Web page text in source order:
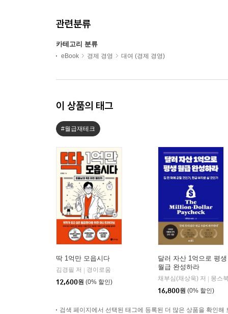
관련분류
카테고리 분류
eBook 경제 경영 대여 (경제 경영)
이 상품의 태그
#월급재테크
딱 1억만 모읍시다
김경필 저 | 경이로움
12,600원 (0% 할인)
달러 자산 1억으로 평생
월급 완성하라
채부심(채상욱) 저 | 몽스
16,800원 (0% 할인)
검색 페이지에서 선택된 태그에 등록된 더 많은 상품을 확인해